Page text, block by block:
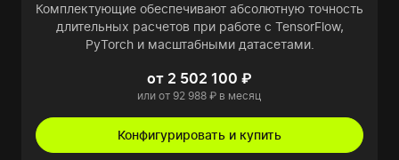
Комплектующие обеспечивают абсолютную точность
длительных расчетов при работе с TensorFlow,
PyTorch и масштабными датасетами.
от 2 502 100 ₽
или от 92 988 ₽ в месяц
Конфигурировать и купить